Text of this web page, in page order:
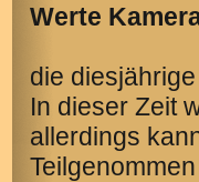
Werte
die
In dieser Zeit
allerdings